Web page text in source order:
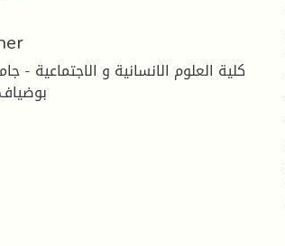
كلية العلوم الانسانية و الاجتماعية -